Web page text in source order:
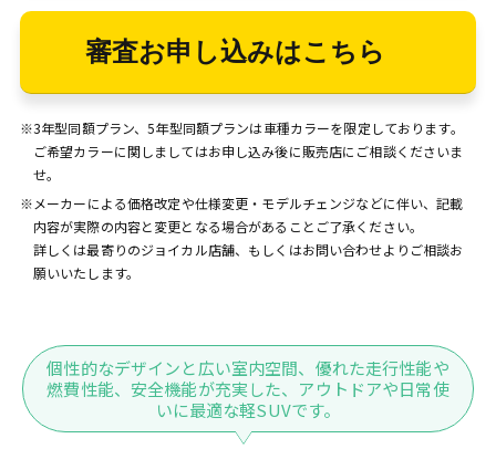
審査お申し込みはこちら
※3年型同額プラン、5年型同額プランは車種カラーを限定しております。
ご希望カラーに関しましてはお申し込み後に販売店にご相談くださいま
せ。
※メーカーによる価格改定や仕様変更・モデルチェンジなどに伴い、記載
内容が実際の内容と変更となる場合があることご了承ください。
詳しくは最寄りのジョイカル店舗、もしくはお問い合わせよりご相談お
願いいたします。
個性的なデザインと広い室内空間、優れた走行性能や
燃費性能、安全機能が充実した、アウトドアや日常使
いに最適な軽SUVです。